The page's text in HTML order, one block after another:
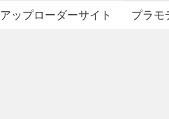
アップローダーサイト プラモ